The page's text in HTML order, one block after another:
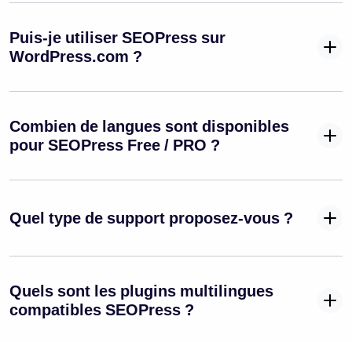
Puis-je utiliser SEOPress sur
WordPress.com ?
Combien de langues sont disponibles
pour SEOPress Free / PRO ?
Quel type de support proposez-vous ?
Quels sont les plugins multilingues
compatibles SEOPress ?